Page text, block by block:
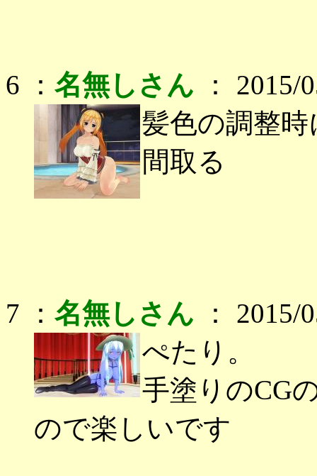
6 ： 名無しさん ： 2015/
髪色の調整
間取る
7 ： 名無しさん ： 2015/
ぺたり。
手塗りのCG
ので楽しいです